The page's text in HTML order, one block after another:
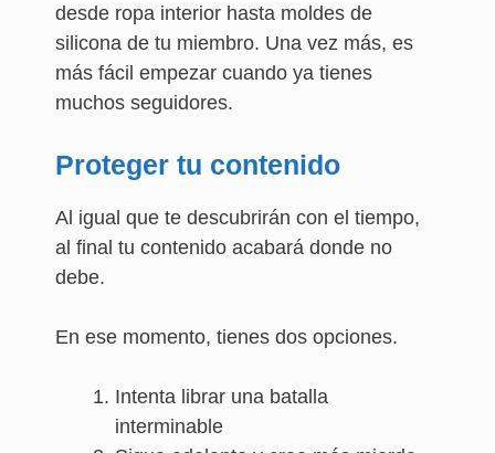
desde ropa interior hasta moldes de
silicona de tu miembro. Una vez más, es
más fácil empezar cuando ya tienes
muchos seguidores.
Proteger tu contenido
Al igual que te descubrirán con el tiempo,
al final tu contenido acabará donde no
debe.
En ese momento, tienes dos opciones.
Intenta librar una batalla
interminable